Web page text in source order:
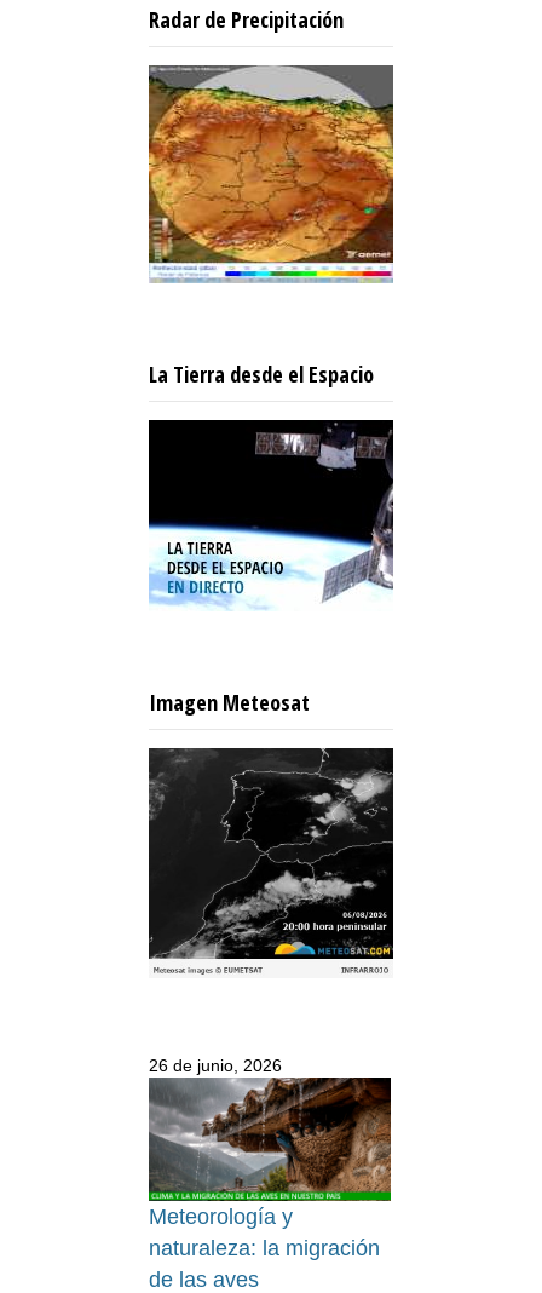
Radar de Precipitación
La Tierra desde el Espacio
Imagen Meteosat
26 de junio, 2026
Meteorología y
naturaleza: la migración
de las aves